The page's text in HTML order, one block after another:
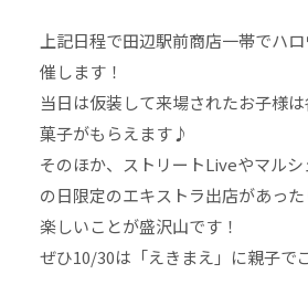
上記日程で田辺駅前商店一帯でハ
催します！
当日は仮装して来場されたお子様
菓子がもらえます♪
そのほか、ストリートLiveやマル
の日限定のエキストラ出店があった
楽しいことが盛沢山です！
ぜひ10/30は「えきまえ」に親子で